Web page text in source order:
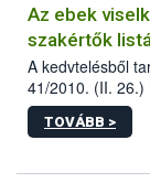
Az ebek
szakértők
A kedvtelésből
41/2010. (II. 26.)
sérülés, illetve
hatósági
vonni az ebek
TOVÁBB >